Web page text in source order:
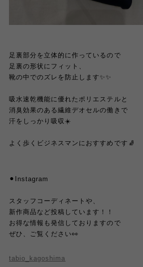
足裏部分を立体的に作っているので
足裏の形状にフィット、
靴の中でのズレを防止します✨✨
吸水速乾機能に優れたポリエステルと
消臭効果のある繊維デオセルの働きで
汗をしっかり吸収☀️
よく歩くビジネスマンにおすすめです🧦
⚫︎Instagram
スタッフコーディネートや、
新作商品など投稿しています！！
お得な情報も発信しておりますので
ぜひ、ご覧ください👀
tabio_kagoshima